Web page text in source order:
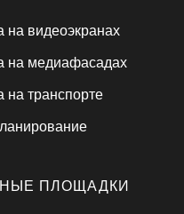
на видеоэкранах
на медиафасадах
на транспорте
ПЛОЩАДКИ